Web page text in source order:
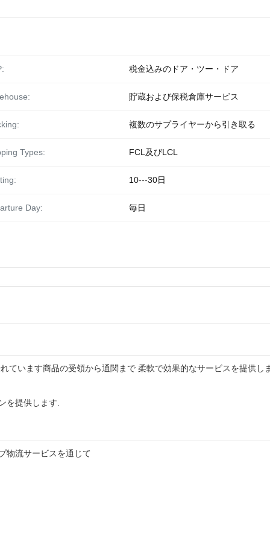
税金込みのドア・ツー・ドア
貯蔵および保税倉庫サービス
複数のサプライヤーから引き取る
Types: FCL及びLCL
10---30日
Day: 毎日
ています商品の受領から通関まで 柔軟で効果的なサービスを提供し
を提供します.
物流サービスを通じて